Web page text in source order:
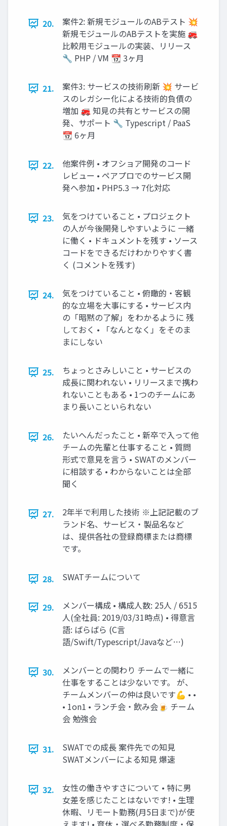
20.
案件2: 新規モジュールのABテスト 💥
新規モジュールのABテストを実施 🚒
比較用モジュールの実装、リリース
🔧 PHP / VM 📆 3ヶ月
21.
案件3: サービスの技術刷新 💥 サービ
スのレガシー化による技術的負債の
増加 🚒 知見の共有とサービスの開
発、サポート 🔧 Typescript / PaaS
📆 6ヶ月
22.
他案件例 • オフショア開発のコード
レビュー • ペアプロでのサービス開
発へ参加 • PHP5.3 → 7化対応
23.
気をつけていること • プロジェクト
の人が今後開発しやすいように 一緒
に働く • ドキュメントを残す • ソース
コードをできるだけわかりやすく書
く (コメントを残す)
24.
気をつけていること • 俯瞰的・客観
的な立場を大事にする • サービス内
の「暗黙の了解」をわかるように 残
しておく • 「なんとなく」をそのま
まにしない
25.
ちょっとさみしいこと • サービスの
成長に関われない • リリースまで携わ
れないこともある • 1つのチームにあ
まり長いこといられない
26.
たいへんだったこと • 新卒で入って他
チームの先輩と仕事すること • 質問
形式で意見を言う • SWATのメンバー
に相談する • わからないことは全部
聞く
27.
2年半で利用した技術 ※上記記載のブ
ランド名、サービス・製品名など
は、提供各社の登録商標または商標
です。
28. SWATチームについて
29.
メンバー構成 • 構成人数: 25人 / 6515
人(全社員: 2019/03/31時点) • 得意言
語: ばらばら (C言
語/Swift/Typescript/Javaなど…)
30.
メンバーとの関わり チームで一緒に
仕事をすることは少ないです。 が、
チームメンバーの仲は良いです💪 • •
• 1on1 • ランチ会・飲み会🍺 チーム
会 勉強会
31.
SWATでの成長 案件先での知見
SWATメンバーによる知見 爆速
32.
女性の働きやすさについて • 特に男
女差を感じたことはないです! • 生理
休暇、リモート勤務(月5日まで)が使